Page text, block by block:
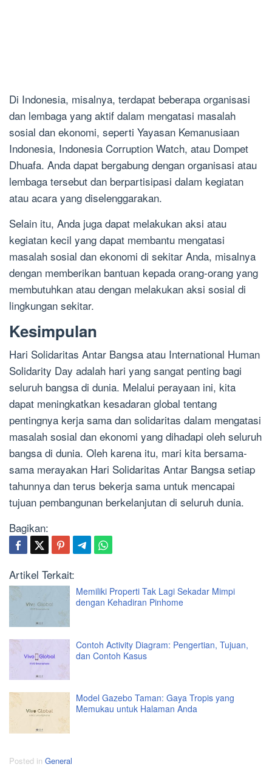
Di Indonesia, misalnya, terdapat beberapa organisasi
dan lembaga yang aktif dalam mengatasi masalah
sosial dan ekonomi, seperti Yayasan Kemanusiaan
Indonesia, Indonesia Corruption Watch, atau Dompet
Dhuafa. Anda dapat bergabung dengan organisasi atau
lembaga tersebut dan berpartisipasi dalam kegiatan
atau acara yang diselenggarakan.
Selain itu, Anda juga dapat melakukan aksi atau
kegiatan kecil yang dapat membantu mengatasi
masalah sosial dan ekonomi di sekitar Anda, misalnya
dengan memberikan bantuan kepada orang-orang yang
membutuhkan atau dengan melakukan aksi sosial di
lingkungan sekitar.
Kesimpulan
Hari Solidaritas Antar Bangsa atau International Human
Solidarity Day adalah hari yang sangat penting bagi
seluruh bangsa di dunia. Melalui perayaan ini, kita
dapat meningkatkan kesadaran global tentang
pentingnya kerja sama dan solidaritas dalam mengatasi
masalah sosial dan ekonomi yang dihadapi oleh seluruh
bangsa di dunia. Oleh karena itu, mari kita bersama-
sama merayakan Hari Solidaritas Antar Bangsa setiap
tahunnya dan terus bekerja sama untuk mencapai
tujuan pembangunan berkelanjutan di seluruh dunia.
Bagikan:
Artikel Terkait:
Memiliki Properti Tak Lagi Sekadar Mimpi
dengan Kehadiran Pinhome
Contoh Activity Diagram: Pengertian, Tujuan,
dan Contoh Kasus
Model Gazebo Taman: Gaya Tropis yang
Memukau untuk Halaman Anda
Posted in General